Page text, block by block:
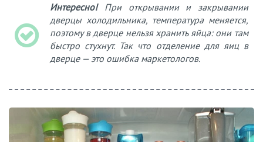
Интересно! При открывании и закрывании
дверцы холодильника, температура меняется,
поэтому в дверце нельзя хранить яйца: они там
быстро стухнут. Так что отделение для яиц в
дверце — это ошибка маркетологов.